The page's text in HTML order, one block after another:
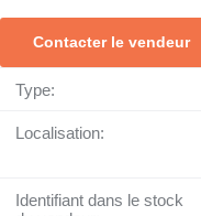
Contacter le vendeur
Type:
Localisation:
Identifiant dans le stock